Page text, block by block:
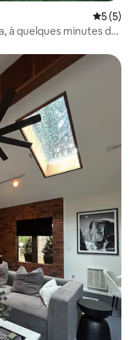
5 (5)
à quelques minutes de
appréciés